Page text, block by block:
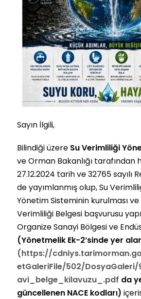
Sayın İlgili,
Bilindiği üzere Su Verimliliği
ve Orman Bakanlığı tarafından
27.12.2024 tarih ve 32765 sayılı
de yayımlanmış olup, Su
Yönetim Sisteminin kurulması ve
Verimliliği Belgesi başvurusu
Organize Sanayi Bölgesi ve
(Yönetmelik Ek-2’sinde yer
(https://
etGaleriFile/502/
avi_belge_kilavuzu_.pdf da
güncellenen NACE kodları)